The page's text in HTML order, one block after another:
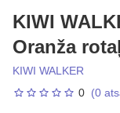
KIWI
Oranža
KIWI WALKER
0 (0